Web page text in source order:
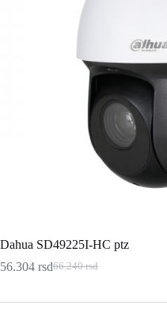
Dahua SD49225I-HC ptz
66.240rsd
Originalna
je
56.304 rsdTrenutna
je: